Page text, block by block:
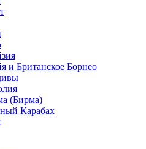
и Британское Борнео
(Бирма)
Карабах